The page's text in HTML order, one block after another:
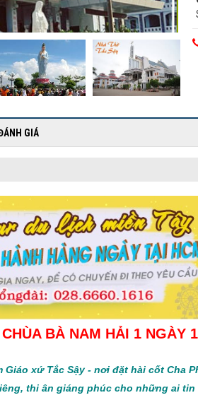
GIÁ
BÀ NAM HẢI 1 NGÀY
xứ Tắc Sậy - nơi đặt hài cốt Cha
thi ân giáng phúc cho những ai